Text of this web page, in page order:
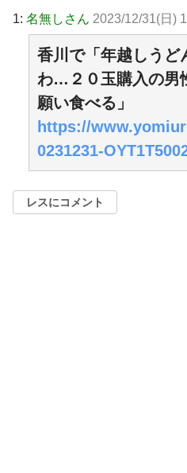
1: 名無しさん 2023/12/31(日)
香川で「年越しうど
わ…２０玉購入の男
願い食べる」
https://
0231231-
レスにコメント